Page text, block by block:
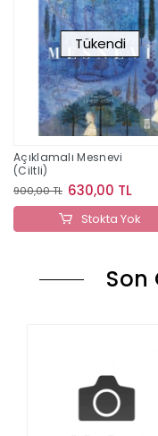
Tükendi
Açıklamalı Mesnevi
(Ciltli)
900,00 TL 630,00 TL
Stokta Yok
Son